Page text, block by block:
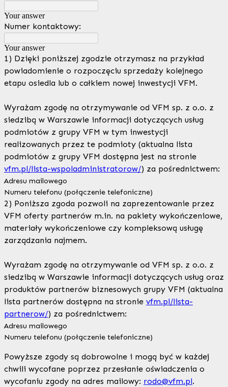
Your answer
Numer kontaktowy:
Your answer
1) Dzięki poniższej zgodzie otrzymasz na przykład
powiadomienie o rozpoczęciu sprzedaży kolejnego
etapu osiedla lub o całkiem nowej inwestycji VFM.
Wyrażam zgodę na otrzymywanie od VFM sp. z o.o. z
siedzibą w Warszawie informacji dotyczących usług
podmiotów z grupy VFM w tym inwestycji
realizowanych przez te podmioty (aktualna lista
podmiotów z grupy VFM dostępna jest na stronie
vfm.pl/lista-wspoladministratorow/) za pośrednictwem:
Adresu mailowego
Numeru telefonu (połączenie telefoniczne)
2) Poniższa zgoda pozwoli na zaprezentowanie przez
VFM oferty partnerów m.in. na pakiety wykończeniowe,
materiały wykończeniowe czy kompleksową usługę
zarządzania najmem.
Wyrażam zgodę na otrzymywanie od VFM sp. z o.o. z
siedzibą w Warszawie informacji dotyczących usług oraz
produktów partnerów biznesowych grupy VFM (aktualna
lista partnerów dostępna na stronie vfm.pl/lista-
partnerow/) za pośrednictwem:
Adresu mailowego
Numeru telefonu (połączenie telefoniczne)
Powyższe zgody są dobrowolne i mogą być w każdej
chwili wycofane poprzez przesłanie oświadczenia o
wycofaniu zgody na adres mailowy: rodo@vfm.pl.